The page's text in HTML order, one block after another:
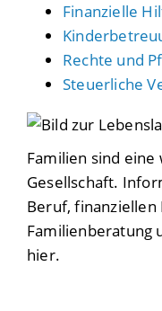
Finanzielle
Rechte und
Steuerliche
Familien sind eine
Gesellschaft.
Beruf, finanziellen
Familienberatung
hier.